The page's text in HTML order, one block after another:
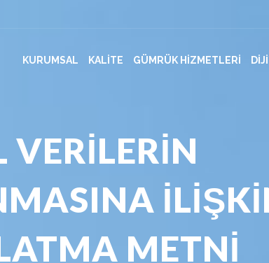
KURUMSAL KALİTE GÜMRÜK HİZMETLERİ
VERİLERİN
METNİ